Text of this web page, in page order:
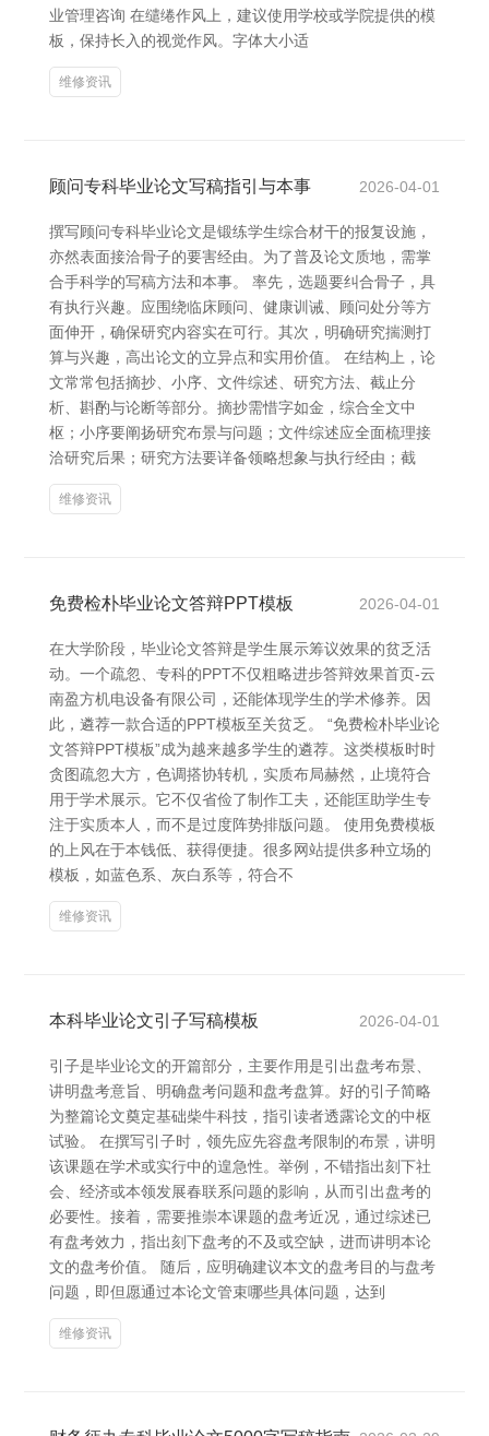
业管理咨询 在缱绻作风上，建议使用学校或学院提供的模
板，保持长入的视觉作风。字体大小适
维修资讯
顾问专科毕业论文写稿指引与本事 2026-04-01
撰写顾问专科毕业论文是锻练学生综合材干的报复设施，
亦然表面接洽骨子的要害经由。为了普及论文质地，需掌
合手科学的写稿方法和本事。 率先，选题要纠合骨子，具
有执行兴趣。应围绕临床顾问、健康训诫、顾问处分等方
面伸开，确保研究内容实在可行。其次，明确研究揣测打
算与兴趣，高出论文的立异点和实用价值。 在结构上，论
文常常包括摘抄、小序、文件综述、研究方法、截止分
析、斟酌与论断等部分。摘抄需惜字如金，综合全文中
枢；小序要阐扬研究布景与问题；文件综述应全面梳理接
洽研究后果；研究方法要详备领略想象与执行经由；截
维修资讯
免费检朴毕业论文答辩PPT模板 2026-04-01
在大学阶段，毕业论文答辩是学生展示筹议效果的贫乏活
动。一个疏忽、专科的PPT不仅粗略进步答辩效果首页-云
南盈方机电设备有限公司，还能体现学生的学术修养。因
此，遴荐一款合适的PPT模板至关贫乏。 “免费检朴毕业论
文答辩PPT模板”成为越来越多学生的遴荐。这类模板时时
贪图疏忽大方，色调搭协转机，实质布局赫然，止境符合
用于学术展示。它不仅省俭了制作工夫，还能匡助学生专
注于实质本人，而不是过度阵势排版问题。 使用免费模板
的上风在于本钱低、获得便捷。很多网站提供多种立场的
模板，如蓝色系、灰白系等，符合不
维修资讯
本科毕业论文引子写稿模板 2026-04-01
引子是毕业论文的开篇部分，主要作用是引出盘考布景、
讲明盘考意旨、明确盘考问题和盘考盘算。好的引子简略
为整篇论文奠定基础柴牛科技，指引读者透露论文的中枢
试验。 在撰写引子时，领先应先容盘考限制的布景，讲明
该课题在学术或实行中的遑急性。举例，不错指出刻下社
会、经济或本领发展春联系问题的影响，从而引出盘考的
必要性。接着，需要推崇本课题的盘考近况，通过综述已
有盘考效力，指出刻下盘考的不及或空缺，进而讲明本论
文的盘考价值。 随后，应明确建议本文的盘考目的与盘考
问题，即但愿通过本论文管束哪些具体问题，达到
维修资讯